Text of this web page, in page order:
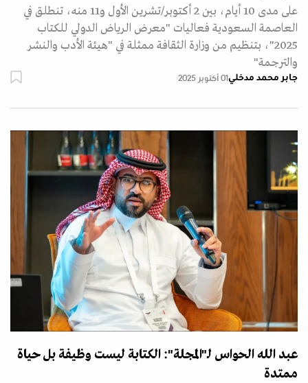
على مدى 10 أيام، بين 2 أكتوبر/تشرين الأول و11 منه، تنطلق في
العاصمة السعودية فعاليات "معرض الرياض الدولي للكتاب
2025"، بتنظيم من وزارة الثقافة ممثلة في "هيئة الأدب والنشر
والترجمة"
جابر محمد مدخلي01 أكتوبر 2025
عبد الله الحواس لـ"المجلة": الكتابة ليست وظيفة بل حياة
ممتدة